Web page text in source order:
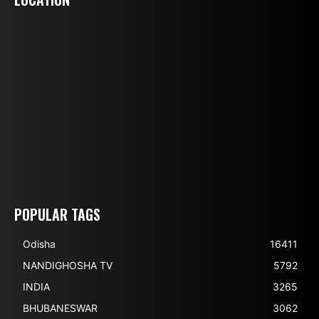
POPULAR TAGS
Odisha
16411
NANDIGHOSHA TV
5792
INDIA
3265
BHUBANESWAR
3062